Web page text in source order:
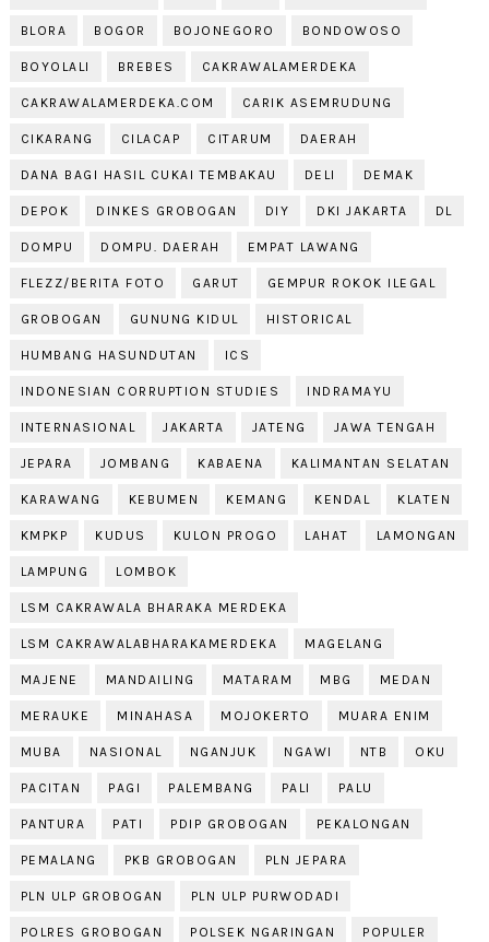
BLORA BOGOR BOJONEGORO BONDOWOSO
BOYOLALI BREBES CAKRAWALAMERDEKA
CAKRAWALAMERDEKA.COM CARIK ASEMRUDUNG
CIKARANG CILACAP CITARUM DAERAH
DANA BAGI HASIL CUKAI TEMBAKAU DELI DEMAK
DEPOK DINKES GROBOGAN DIY DKI JAKARTA DL
DOMPU DOMPU. DAERAH EMPAT LAWANG
FLEZZ/BERITA FOTO GARUT GEMPUR ROKOK ILEGAL
GROBOGAN GUNUNG KIDUL HISTORICAL
HUMBANG HASUNDUTAN ICS
INDONESIAN CORRUPTION STUDIES INDRAMAYU
INTERNASIONAL JAKARTA JATENG JAWA TENGAH
JEPARA JOMBANG KABAENA KALIMANTAN SELATAN
KARAWANG KEBUMEN KEMANG KENDAL KLATEN
KMPKP KUDUS KULON PROGO LAHAT LAMONGAN
LAMPUNG LOMBOK
LSM CAKRAWALA BHARAKA MERDEKA
LSM CAKRAWALABHARAKAMERDEKA MAGELANG
MAJENE MANDAILING MATARAM MBG MEDAN
MERAUKE MINAHASA MOJOKERTO MUARA ENIM
MUBA NASIONAL NGANJUK NGAWI NTB OKU
PACITAN PAGI PALEMBANG PALI PALU
PANTURA PATI PDIP GROBOGAN PEKALONGAN
PEMALANG PKB GROBOGAN PLN JEPARA
PLN ULP GROBOGAN PLN ULP PURWODADI
POLRES GROBOGAN POLSEK NGARINGAN POPULER